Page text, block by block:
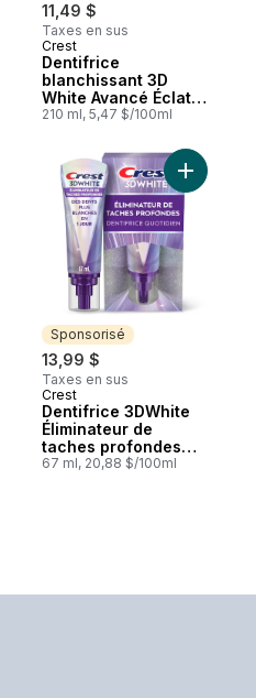
11,49 $
Taxes en sus
Crest
Dentifrice
blanchissant 3D
White Avancé Éclat
de menthe, paquet
210 ml, 5,47 $/100ml
Blanchisseur de dents 3D White
Sponsorisé
13,99 $
Taxes en sus
Sponsorisé
Crest
Dentifrice 3DWhite
Éliminateur de
taches profondes
Ultrablanc –
67 ml, 20,88 $/100ml
Ajouter